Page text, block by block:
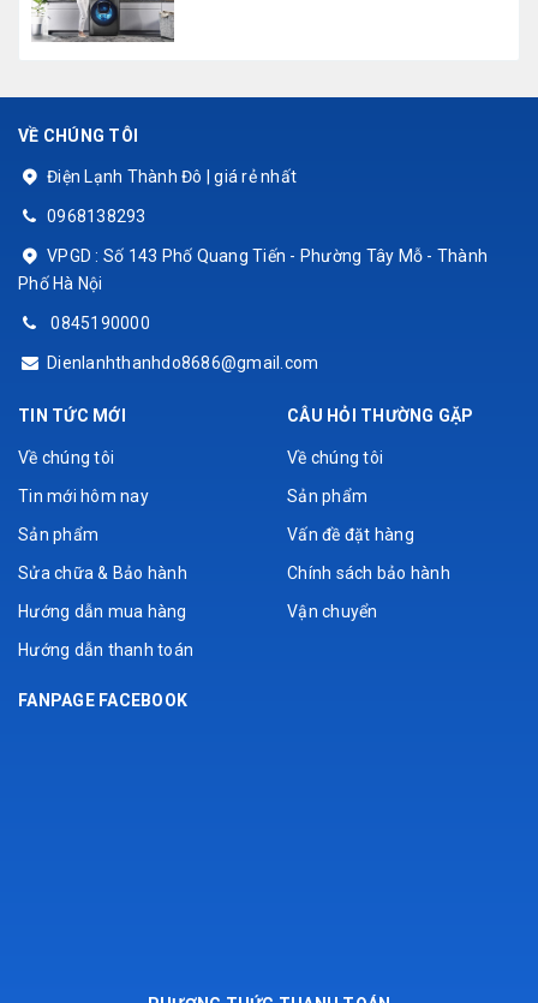
VỀ CHÚNG TÔI
Điện Lạnh Thành Đô | giá rẻ nhất
0968138293
VPGD : Số 143 Phố Quang Tiến - Phường Tây Mỗ - Thành
Phố Hà Nội
0845190000
Dienlanhthanhdo8686@gmail.com
TIN TỨC MỚI
Về chúng tôi
Tin mới hôm nay
Sản phẩm
Sửa chữa & Bảo hành
Hướng dẫn mua hàng
Hướng dẫn thanh toán
CÂU HỎI THƯỜNG GẶP
Về chúng tôi
Sản phẩm
Vấn đề đặt hàng
Chính sách bảo hành
Vận chuyển
FANPAGE FACEBOOK